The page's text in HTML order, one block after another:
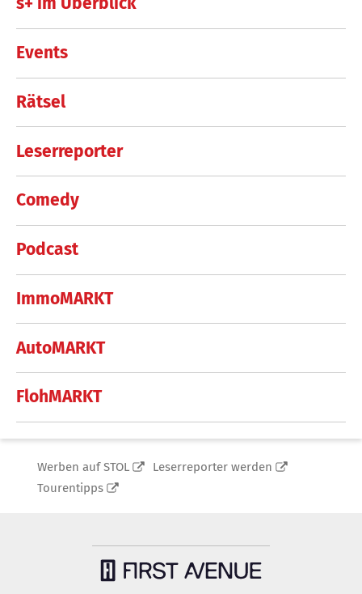
Events
Rätsel
Leserreporter
Comedy
Podcast
ImmoMARKT
AutoMARKT
FlohMARKT
Werben auf STOL
Leserreporter werden
Tourentipps